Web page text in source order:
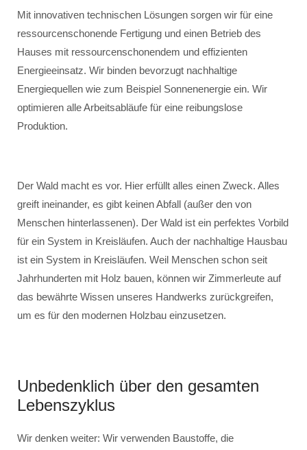
Mit innovativen technischen Lösungen sorgen wir für eine
ressourcenschonende Fertigung und einen Betrieb des
Hauses mit ressourcenschonendem und effizienten
Energieeinsatz. Wir binden bevorzugt nachhaltige
Energiequellen wie zum Beispiel Sonnenenergie ein. Wir
optimieren alle Arbeitsabläufe für eine reibungslose
Produktion.
Der Wald macht es vor. Hier erfüllt alles einen Zweck. Alles
greift ineinander, es gibt keinen Abfall (außer den von
Menschen hinterlassenen). Der Wald ist ein perfektes Vorbild
für ein System in Kreisläufen. Auch der nachhaltige Hausbau
ist ein System in Kreisläufen. Weil Menschen schon seit
Jahrhunderten mit Holz bauen, können wir Zimmerleute auf
das bewährte Wissen unseres Handwerks zurückgreifen,
um es für den modernen Holzbau einzusetzen.
Unbedenklich über den gesamten
Lebenszyklus
Wir denken weiter: Wir verwenden Baustoffe, die